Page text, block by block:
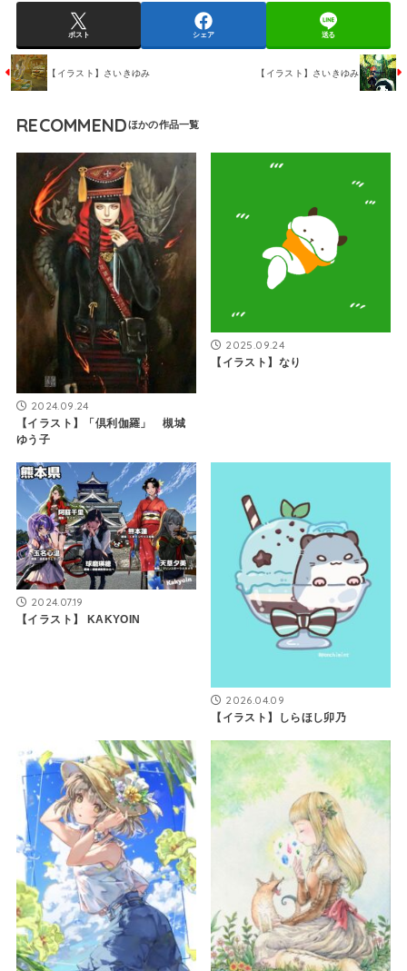
ポスト シェア 送る
【イラスト】さいきゆみ 【イラスト】さいきゆみ
RECOMMEND
2024.09.24
【イラスト】「倶利伽羅」 槻城
ゆう子
2025.09.24
【イラスト】なり
2024.07.19
【イラスト】 KAKYOIN
2026.04.09
【イラスト】しらほし卯乃